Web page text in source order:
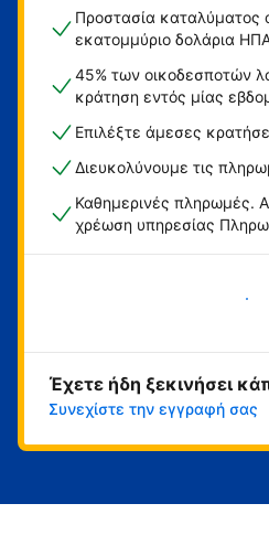
Προστασία καταλύματος
εκατομμύριο δολάρια
45% των οικοδεσποτών
κράτηση εντός μίας
Επιλέξτε άμεσες
Διευκολύνουμε τις
Καθημερινές πληρωμές.
χρέωση υπηρεσίας
Ξεκινήστε
Έχετε ήδη ξεκινήσει
Συνεχίστε την εγγραφή σας